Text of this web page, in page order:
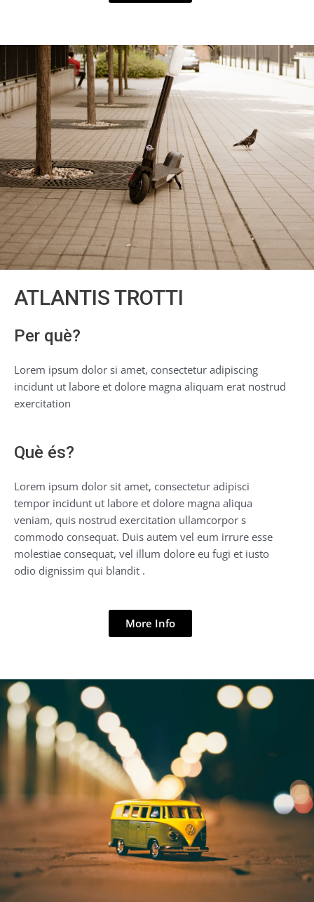
ATLANTIS TROTTI
Per què?
Lorem ipsum dolor si amet, consectetur adipiscing
incidunt ut labore et dolore magna aliquam erat nostrud
exercitation
Què és?
Lorem ipsum dolor sit amet, consectetur adipisci
tempor incidunt ut labore et dolore magna aliqua
veniam, quis nostrud exercitation ullamcorpor s
commodo consequat. Duis autem vel eum irrure esse
molestiae consequat, vel illum dolore eu fugi et iusto
odio dignissim qui blandit .
More Info